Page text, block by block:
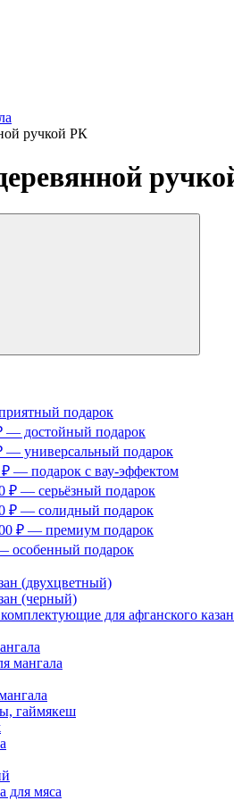
ручкой РК
подарок
— достойный подарок
— универсальный подарок
₽ — подарок с вау-эффектом
₽ — серьёзный подарок
₽ — солидный подарок
₽ — премиум подарок
особенный подарок
(двухцветный)
(черный)
для афганского
мангала
гаймякеш
для мяса